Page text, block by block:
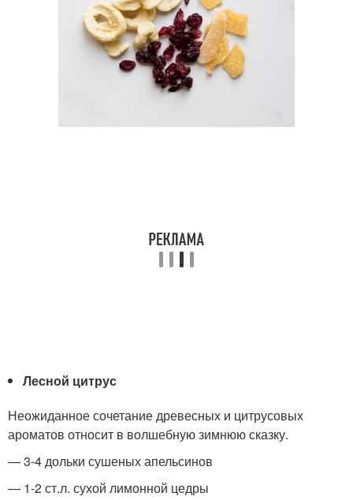
Лесной цитрус
Неожиданное сочетание древесных и цитрусовых
ароматов относит в волшебную зимнюю сказку.
— 3-4 дольки сушеных апельсинов
— 1-2 ст.л. сухой лимонной цедры